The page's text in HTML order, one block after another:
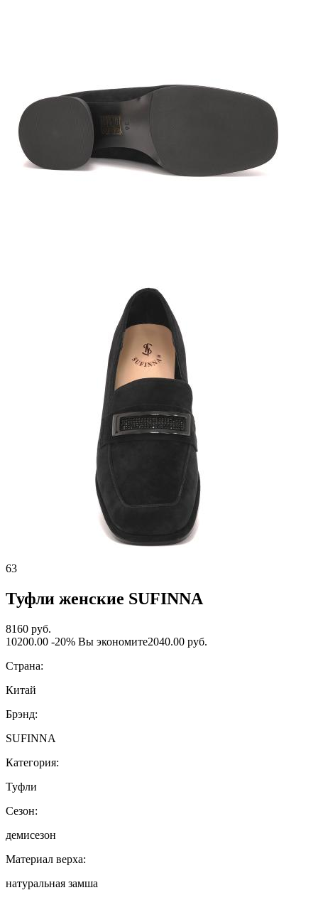
63
Туфли женские SUFINNA
8160 руб.
10200.00 -20% Вы экономите2040.00 руб.
Страна:
Китай
Брэнд:
SUFINNA
Категория:
Туфли
Сезон:
демисезон
Материал верха:
натуральная замша